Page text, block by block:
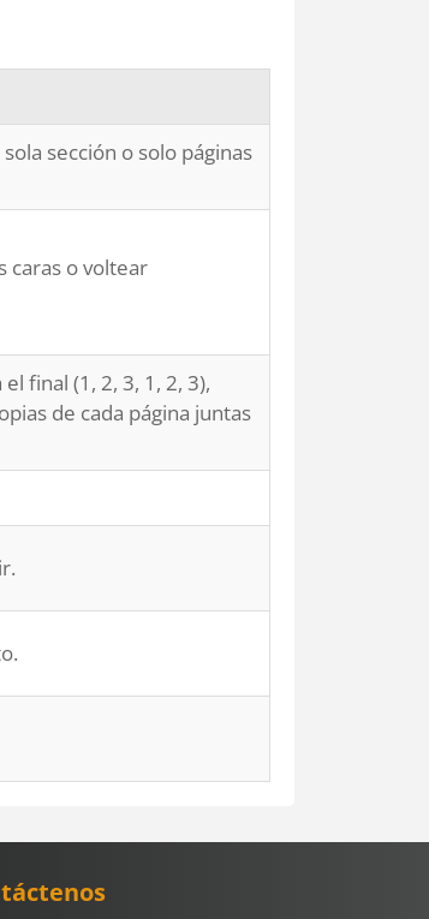
sección o solo páginas
caras o voltear
final (1, 2, 3, 1, 2, 3),
de cada página juntas